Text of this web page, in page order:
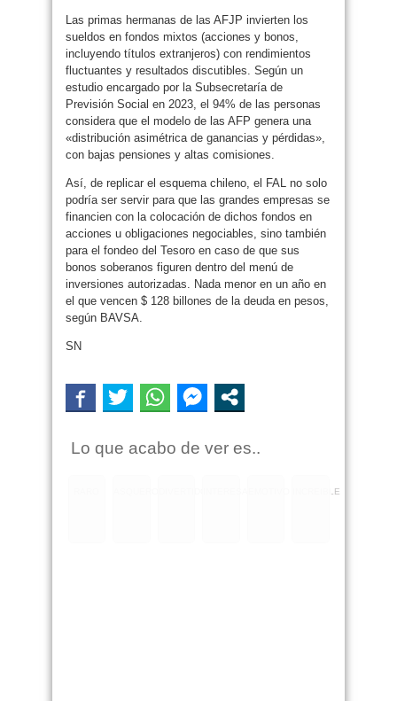
Las primas hermanas de las AFJP invierten los
sueldos en fondos mixtos (acciones y bonos,
incluyendo títulos extranjeros) con rendimientos
fluctuantes y resultados discutibles. Según un
estudio encargado por la Subsecretaría de
Previsión Social en 2023, el 94% de las personas
considera que el modelo de las AFP genera una
«distribución asimétrica de ganancias y pérdidas»,
con bajas pensiones y altas comisiones.
Así, de replicar el esquema chileno, el FAL no solo
podría ser servir para que las grandes empresas se
financien con la colocación de dichos fondos en
acciones u obligaciones negociables, sino también
para el fondeo del Tesoro en caso de que sus
bonos soberanos figuren dentro del menú de
inversiones autorizadas. Nada menor en un año en
el que vencen $ 128 billones de la deuda en pesos,
según BAVSA.
SN
Lo que acabo de ver es..
INCREIBLE